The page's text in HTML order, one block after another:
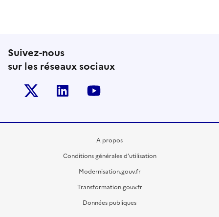
Suivez-nous
sur les réseaux sociaux
Twitter-x Linkedin
A propos
Conditions générales d’utilisation
Modernisation.gouv.fr
Transformation.gouv.fr
Données publiques